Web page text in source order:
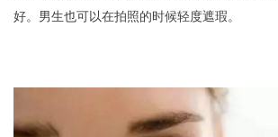
好。男生也可以在拍照的时候轻度遮瑕。